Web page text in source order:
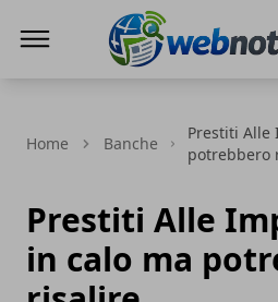
Home Banche
Prestiti Alle
potrebbero
Prestiti Alle
in calo ma